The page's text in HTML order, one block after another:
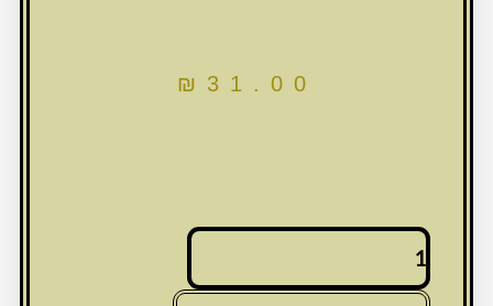
₪ 31.00
כמות
מזוזת